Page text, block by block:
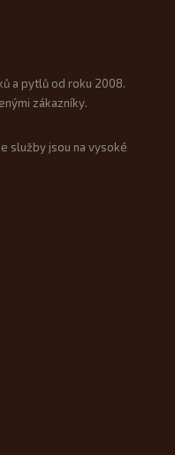
a pytlů od roku 2008.
zákazníky.
služby jsou na vysoké